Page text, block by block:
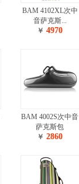
BAM 4102XL次中
音萨克斯...
￥ 4970
BAM 4002S次中音
萨克斯包
￥ 2860